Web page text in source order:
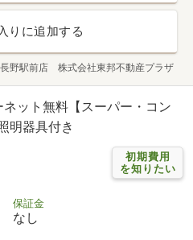
りに追加する
野駅前店 株式会社東邦不動産プラザ
ット無料【スーパー・コン
明器具付き
初期費用
を知りたい
保証金
なし